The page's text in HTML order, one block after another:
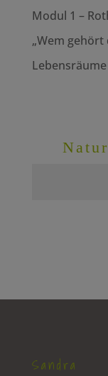
Modul 1 –
„Wem gehört
Sandra